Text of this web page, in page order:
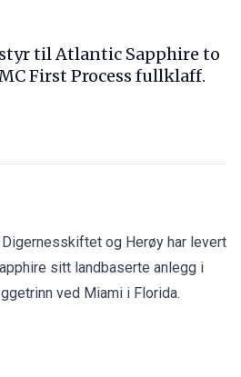
til Atlantic Sapphire to
First Process fullklaff.
og Herøy har levert
sitt landbaserte anlegg i
ved Miami i Florida.